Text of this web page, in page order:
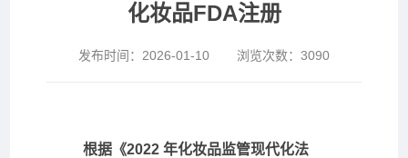
化妆品FDA注册
发布时间： 2026-01-10 浏览次数： 3090
根据《2022 年化妆品监管现代化法